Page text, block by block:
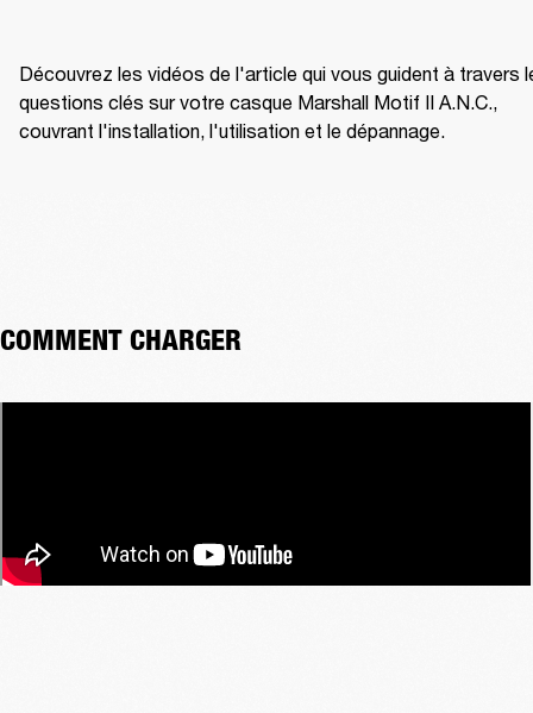
Découvrez les vidéos de l'article qui vous guident à travers
questions clés sur votre casque Marshall Motif II A.N.C.,
couvrant l'installation, l'utilisation et le dépannage.
COMMENT CHARGER